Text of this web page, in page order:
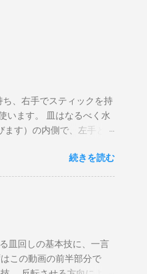
、右手でスティックを持
います。 皿はなるべく水
ます）の内側で、左手とち
前に、右手は奥に動かす
てください。 手を放して
ックスさせて右手のステ
さです。 勢いをつけすぎ
円を描いて、その周りで
皿がその場所から動か
続きを読む
回しの基本技に、一言
この動画の前半部分で